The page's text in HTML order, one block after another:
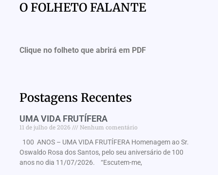
O FOLHETO FALANTE
Clique no folheto que abrirá em PDF
Postagens Recentes
UMA VIDA FRUTÍFERA
11 de julho de 2026
Nenhum comentário
100 ANOS – UMA VIDA FRUTÍFERA Homenagem ao Sr.
Oswaldo Rosa dos Santos, pelo seu aniversário de 100
anos no dia 11/07/2026. “Escutem-me,